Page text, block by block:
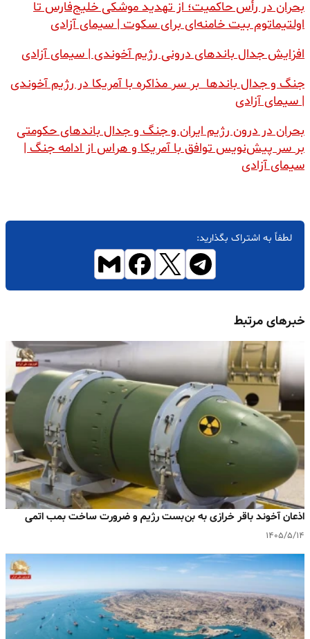
بحران در رأس حاکمیت؛ از تهدید موشکی خلیج‌فارس تا
اولتیماتوم بیت خامنه‌ای برای سکوت | سیمای آزادی
افزایش جدال باندهای درونی رژیم آخوندی | سیمای آزادی
جنگ و جدال باندها بر سر مذاکره با آمریکا در رژیم آخوندی
| سیمای آزادی
بحران در درون رژیم ایران و جنگ و جدال باندهای حکومتی
بر سر پیش‌نویس توافق با آمریکا و هراس از ادامه جنگ |
سیمای آزادی
لطفاً به اشتراک بگذارید:
خبرهای مرتبط
اذعان آخوند باقر خرازی به بن‌بست رژیم و ضرورت ساخت بمب اتمی
۱۴۰۵/۵/۱۴